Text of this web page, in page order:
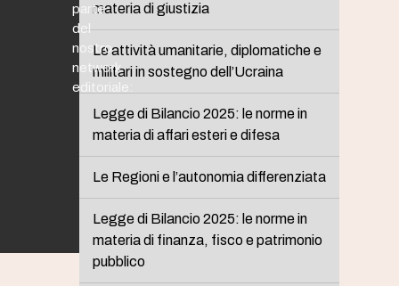
materia di giustizia
Le attività umanitarie, diplomatiche e
militari in sostegno dell’Ucraina
Legge di Bilancio 2025: le norme in
materia di affari esteri e difesa
Le Regioni e l’autonomia differenziata
Legge di Bilancio 2025: le norme in
materia di finanza, fisco e patrimonio
pubblico
parte
del
nostro
network
editoriale: